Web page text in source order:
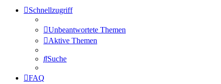
Schnellzugriff
Unbeantwortete Themen
Aktive Themen
Suche
FAQ